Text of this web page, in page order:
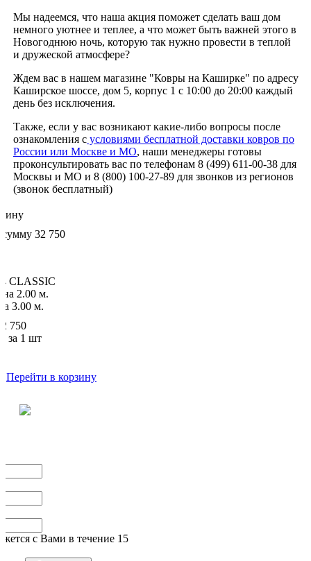
Мы надеемся, что наша акция поможет сделать ваш дом
немного уютнее и теплее, а что может быть важней этого в
Новогоднюю ночь, которую так нужно провести в теплой
и дружеской атмосфере?
Ждем вас в нашем магазине "Ковры на Каширке" по адресу
Каширское шоссе, дом 5, корпус 1 с 10:00 до 20:00 каждый
день без исключения.
Также, если у вас возникают какие-либо вопросы после
ознакомления с условиями бесплатной доставки ковров по
России или Москве и МО, наши менеджеры готовы
проконсультировать вас по телефонам 8 (499) 611-00-38 для
Москвы и МО и 8 (800) 100-27-89 для звонков из регионов
(звонок бесплатный)
32 750
CLASSIC
2.00 м.
3.00 м.
750
за 1 шт
Перейти в корзину
с Вами в течение 15